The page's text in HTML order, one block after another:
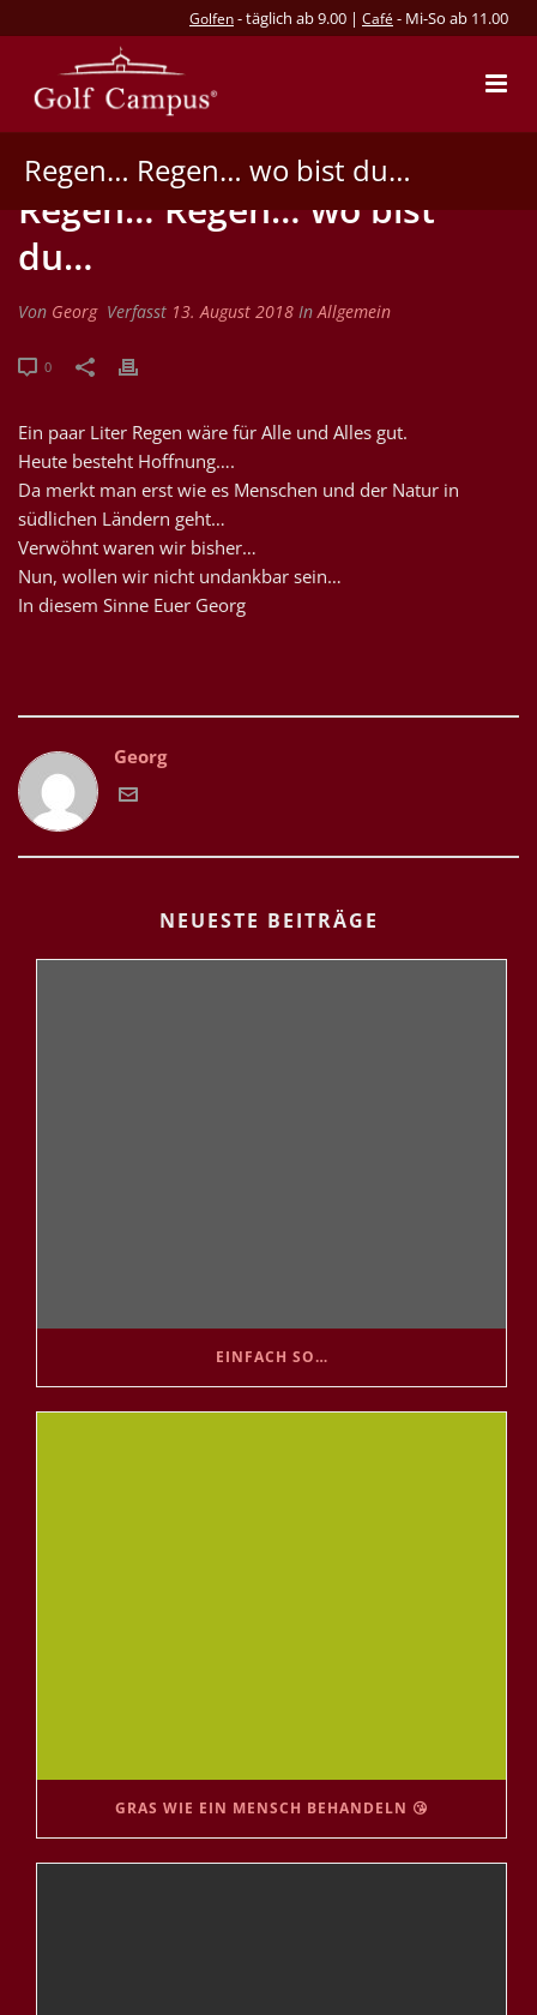
Golfen- täglich ab 9.00 | Café - Mi-So ab 11.00
Regen… Regen… wo bist du…
Regen… Regen… wo bist
du…
Von Georg Verfasst 13. August 2018 InAllgemein
0
Ein paar Liter Regen wäre für Alle und Alles gut.
Heute besteht Hoffnung….
Da merkt man erst wie es Menschen und der Natur in
südlichen Ländern geht…
Verwöhnt waren wir bisher…
Nun, wollen wir nicht undankbar sein…
In diesem Sinne Euer Georg
Georg
NEUESTE BEITRÄGE
EINFACH SO…
GRAS WIE EIN MENSCH BEHANDELN 😘